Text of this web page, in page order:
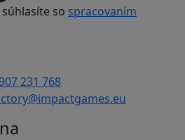
so spracovaním
231 768